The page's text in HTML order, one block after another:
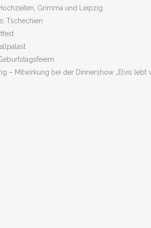
Grimma und Leipzig
Tschechien
– Mitwirkung bei der Dinnershow „Elvis lebt